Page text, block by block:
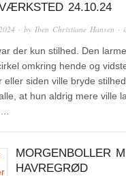
24.10.24
· by Iben Christiane Hansen ·
der kun stilhed. Den
omkring hende og
eller siden ville bryde
at hun aldrig mere ville
MORGENBOLLER
HAVREGRØD